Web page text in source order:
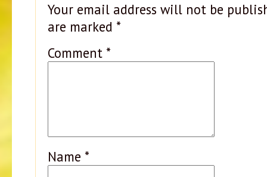
Your email address will not be
are marked *
Comment *
Name *